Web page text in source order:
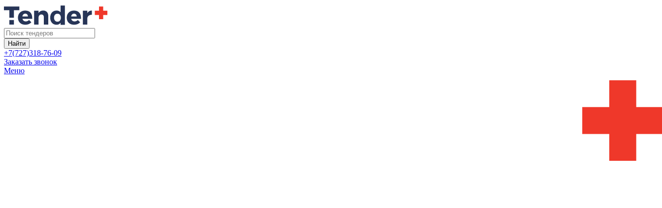
Найти
+7(727)318-76-09
Заказать звонок
Меню